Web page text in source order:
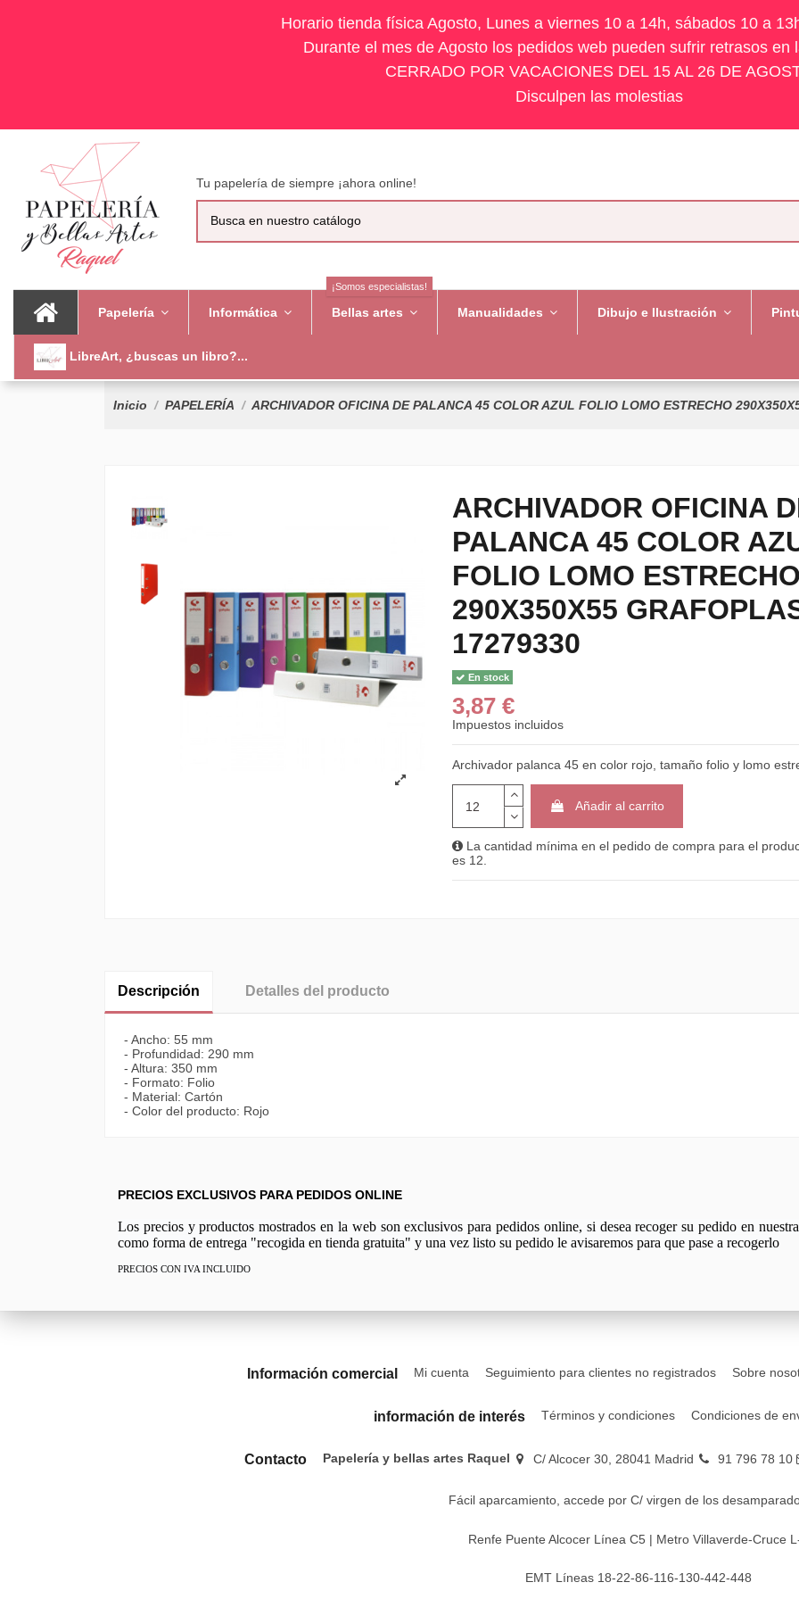
Horario tienda física Agosto, Lunes a viernes 10 a 14h, sábados 10 a
Durante el mes de Agosto los pedidos web pueden sufrir retrasos en
CERRADO POR VACACIONES DEL 15 AL 26 DE
Disculpen las molestias
Tu papelería de siempre ¡ahora online!
Papelería Informática Bellas artes
¡Somos especialistas!
Manualidades Dibujo e Ilustración
LibreArt, ¿buscas un libro?...
Inicio PAPELERÍA ARCHIVADOR OFICINA DE PALANCA 45 COLOR AZUL FOLIO LOMO ESTRECHO
ARCHIVADOR OFICINA
PALANCA 45 COLOR
FOLIO LOMO
290X350X55
17279330
En stock
3,87 €
Impuestos incluidos
Archivador palanca 45 en color rojo, tamaño folio y lomo
Añadir al carrito
La cantidad mínima en el pedido de compra para el
es 12.
Descripción Detalles del producto
- Ancho: 55 mm
- Profundidad: 290 mm
- Altura: 350 mm
- Formato: Folio
- Material: Cartón
- Color del producto: Rojo
PRECIOS EXCLUSIVOS PARA PEDIDOS ONLINE
Los precios y productos mostrados en la web son exclusivos para pedidos online, si desea recoger su pedido en
como forma de entrega "recogida en tienda gratuita" y una vez listo su pedido le avisaremos para que pase a recogerlo
PRECIOS CON IVA INCLUIDO
Información comercial Mi cuenta Seguimiento para clientes no registrados Sobre
información de interés Términos y condiciones Condiciones de
Contacto Papelería y bellas artes Raquel C/ Alcocer 30, 28041 Madrid 91 796 78 10
Fácil aparcamiento, accede por C/ virgen de los
Renfe Puente Alcocer Línea C5 | Metro Villaverde-Cruce
EMT Líneas 18-22-86-116-130-442-448